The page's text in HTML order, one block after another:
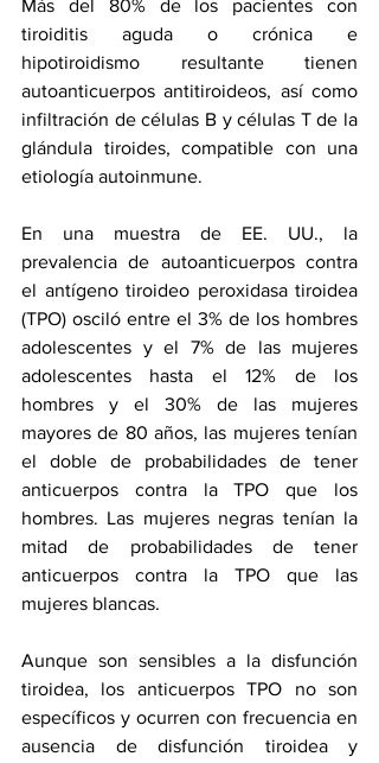
Más del 80% de los pacientes con
tiroiditis aguda o crónica e
hipotiroidismo resultante tienen
autoanticuerpos antitiroideos, así como
infiltración de células B y células T de la
glándula tiroides, compatible con una
etiología autoinmune.
En una muestra de EE. UU., la
prevalencia de autoanticuerpos contra
el antígeno tiroideo peroxidasa tiroidea
(TPO) osciló entre el 3% de los hombres
adolescentes y el 7% de las mujeres
adolescentes hasta el 12% de los
hombres y el 30% de las mujeres
mayores de 80 años, las mujeres tenían
el doble de probabilidades de tener
anticuerpos contra la TPO que los
hombres. Las mujeres negras tenían la
mitad de probabilidades de tener
anticuerpos contra la TPO que las
mujeres blancas.
Aunque son sensibles a la disfunción
tiroidea, los anticuerpos TPO no son
específicos y ocurren con frecuencia en
ausencia de disfunción tiroidea y